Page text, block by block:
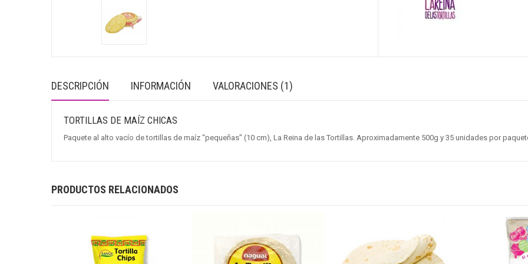
DESCRIPCIÓN INFORMACIÓN VALORACIONES (1)
TORTILLAS DE MAÍZ CHICAS
Paquete al alto vacío de tortillas de maíz “pequeñas” (10 cm), La Reina de las Tortillas. Aproximadamente 500g y 35 unidades por
PRODUCTOS RELACIONADOS